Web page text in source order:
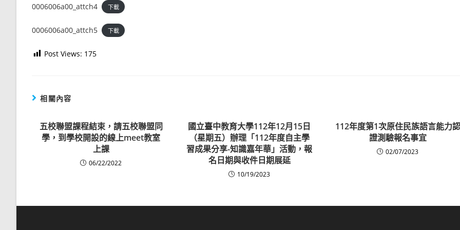
0006006a00_attch4 下載
0006006a00_attch5 下載
Post Views: 175
相關內容
五校聯盟課程結束，請五校聯盟同
學，到學校開設的線上meet教室
上課
06/22/2022
國立臺中教育大學112年12月15日
（星期五）辦理「112年度自主學
習成果分享-知識嘉年華」活動，報
名日期與收件日期展延
10/19/2023
112年度第1次原住民族語言能力認
證測驗報名事宜
02/07/2023